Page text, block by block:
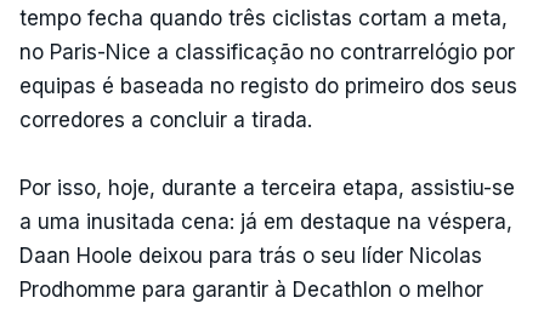
tempo fecha quando três ciclistas cortam a meta,
no Paris-Nice a classificação no contrarrelógio por
equipas é baseada no registo do primeiro dos seus
corredores a concluir a tirada.
Por isso, hoje, durante a terceira etapa, assistiu-se
a uma inusitada cena: já em destaque na véspera,
Daan Hoole deixou para trás o seu líder Nicolas
Prodhomme para garantir à Decathlon o melhor